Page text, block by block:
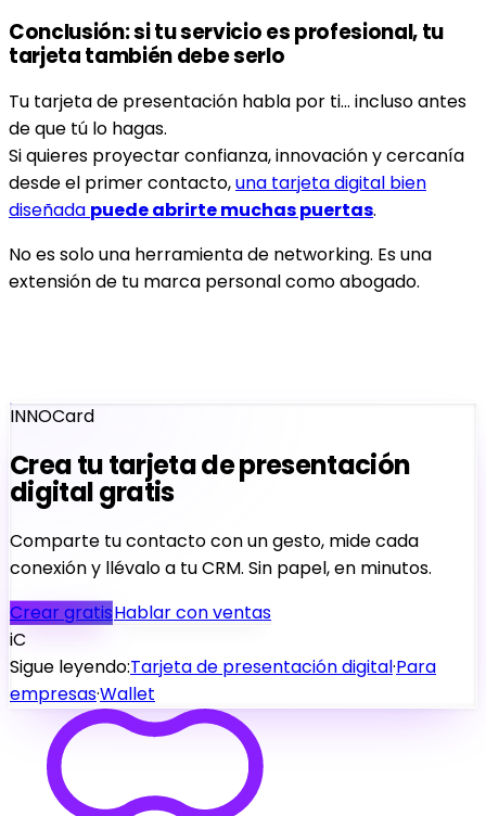
Conclusión: si tu servicio es profesional, tu
tarjeta también debe serlo
Tu tarjeta de presentación habla por ti… incluso antes
de que tú lo hagas.
Si quieres proyectar confianza, innovación y cercanía
desde el primer contacto,una tarjeta digital bien
diseñada puede abrirte muchas puertas.
No es solo una herramienta de networking. Es una
extensión de tu marca personal como abogado.
INNOCard
Crea tu tarjeta de presentación
digital gratis
Comparte tu contacto con un gesto, mide cada
conexión y llévalo a tu CRM. Sin papel, en minutos.
Crear gratisHablar con ventas
iC
Sigue leyendo:Tarjeta de presentación digital·Para
empresas·Wallet